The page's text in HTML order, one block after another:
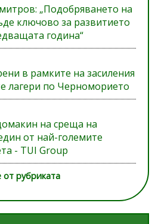
„Подобряването на
ключово за развитието
година“
в рамките на засиления
лагери по Черноморието
на среща на
от най-големите
- TUI Group
рубриката